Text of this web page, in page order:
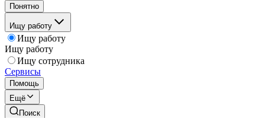
Понятно
Ищу работу
Ищу работу
Ищу работу
Ищу сотрудника
Сервисы
Помощь
Ещё
Поиск